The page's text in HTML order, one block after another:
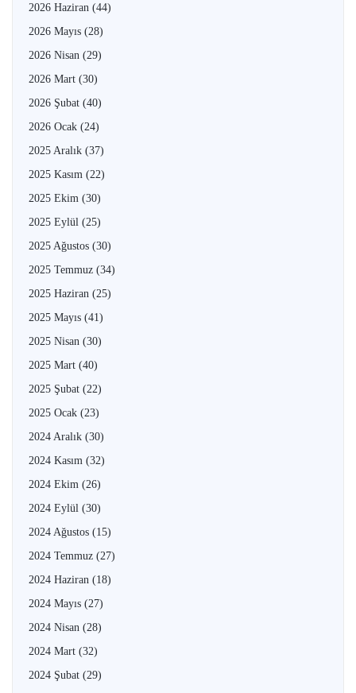
2026 Haziran (44)
2026 Mayıs (28)
2026 Nisan (29)
2026 Mart (30)
2026 Şubat (40)
2026 Ocak (24)
2025 Aralık (37)
2025 Kasım (22)
2025 Ekim (30)
2025 Eylül (25)
2025 Ağustos (30)
2025 Temmuz (34)
2025 Haziran (25)
2025 Mayıs (41)
2025 Nisan (30)
2025 Mart (40)
2025 Şubat (22)
2025 Ocak (23)
2024 Aralık (30)
2024 Kasım (32)
2024 Ekim (26)
2024 Eylül (30)
2024 Ağustos (15)
2024 Temmuz (27)
2024 Haziran (18)
2024 Mayıs (27)
2024 Nisan (28)
2024 Mart (32)
2024 Şubat (29)